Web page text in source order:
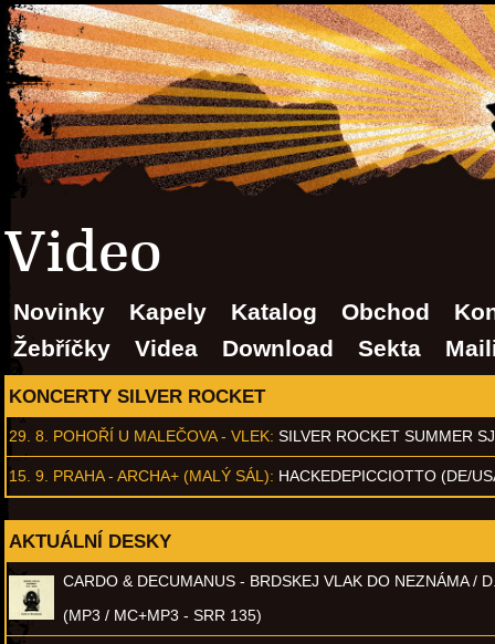
Video
Novinky Kapely Katalog Obchod
Žebříčky
Videa Download Sekta
KONCERTY SILVER ROCKET
29. 8. POHOŘÍ U MALEČOVA - VLEK: SILVER ROCKET SUMMER
15. 9. PRAHA - ARCHA+ (MALÝ SÁL): HACKEDEPICCIOTTO (DE/
AKTUÁLNÍ DESKY
CARDO & DECUMANUS - BRDSKEJ VLAK DO NEZNÁMA /
(MP3 / MC+MP3 - SRR 135)